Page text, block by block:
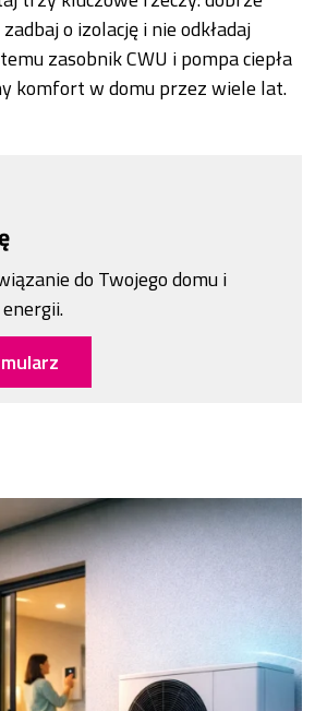
o izolację i nie odkładaj
zasobnik CWU i pompa ciepła
komfort w domu przez wiele lat.
do Twojego domu i